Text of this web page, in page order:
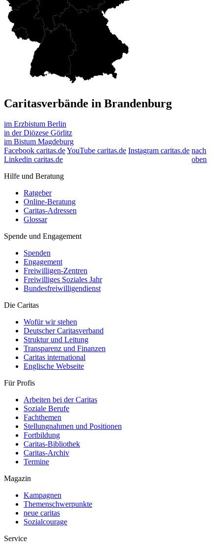
Caritasverbände in Brandenburg
im Erzbistum Berlin
in der Diözese Görlitz
im Bistum Magdeburg
Facebook caritas.deYouTube caritas.de Instagram caritas.de
Linkedin caritas.de
nach
oben
Hilfe und Beratung
Ratgeber
Online-Beratung
Caritas-Adressen
Glossar
Spende und Engagement
Spenden
Engagement
Freiwilligen-Zentren
Freiwilliges Soziales Jahr
Bundesfreiwilligendienst
Die Caritas
Wofür wir stehen
Deutscher Caritasverband
Struktur und Leitung
Transparenz und Finanzen
Caritas international
Englische Webseite
Für Profis
Arbeiten bei der Caritas
Soziale Berufe
Fachthemen
Stellungnahmen und Positionen
Fortbildung
Caritas-Bibliothek
Caritas-Archiv
Termine
Magazin
Kampagnen
Themenschwerpunkte
neue caritas
Sozialcourage
Service